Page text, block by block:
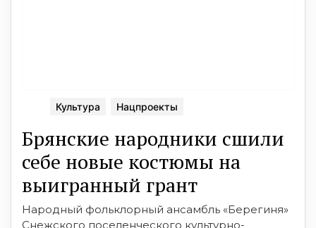
Культура Нацпроекты
Брянские народники сшили
себе новые костюмы на
выигранный грант
Народный фольклорный ансамбль «Берегиня»
Снежского поселенческого культурно-